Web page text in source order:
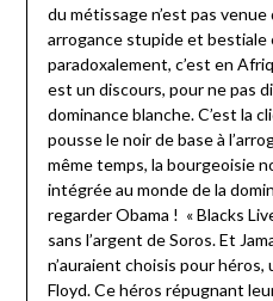
du métissage n’est pas
arrogance stupide et bestiale
paradoxalement, c’est en
est un discours, pour ne pas
dominance blanche. C’est la
pousse le noir de base à
même temps, la bourgeoisie
intégrée au monde de la
regarder Obama ! « Blacks
sans l’argent de Soros. Et
n’auraient choisis pour
Floyd. Ce héros répugnant